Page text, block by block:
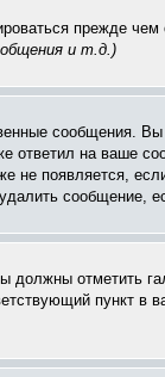
прежде
и т.д. )
сообщения.
на ваше
не появляется,
сообщение,
должны отметить
пункт